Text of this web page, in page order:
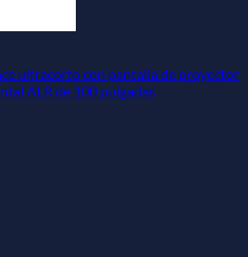
ultracorto con pantalla de proyector
ALR de 100 pulgadas